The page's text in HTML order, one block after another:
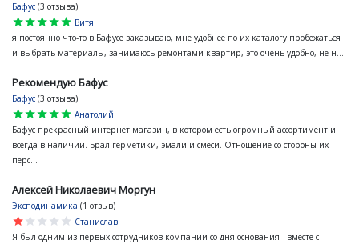
Бафус (3 отзыва)
star
star
star
star
star
Витя
я постоянно что-то в Бафусе заказываю, мне удобнее по их каталогу пробежаться
и выбрать материалы, занимаюсь ремонтами квартир, это очень удобно, не н...
Рекомендую Бафус
Бафус (3 отзыва)
star
star
star
star
star
Анатолий
Бафус прекрасный интернет магазин, в котором есть огромный ассортимент и
всегда в наличии. Брал герметики, эмали и смеси. Отношение со стороны их
перс...
Алексей Николаевич Моргун
Эксподинамика (1 отзыв)
star
star
star
star
star
Станислав
Я был одним из первых сотрудников компании со дня основания - вместе с